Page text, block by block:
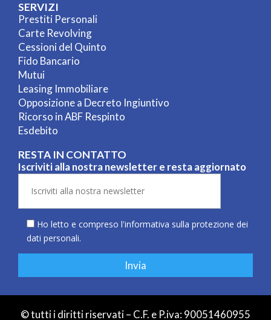
SERVIZI
Prestiti Personali
Carte Revolving
Cessioni del Quinto
Fido Bancario
Mutui
Leasing Immobiliare
Opposizione a Decreto Ingiuntivo
Ricorso in ABF Respinto
Esdebito
RESTA IN CONTATTO
Iscriviti alla nostra newsletter e resta aggiornato
Ho letto e compreso l'informativa sulla protezione dei
dati personali.
© tutti i diritti riservati – C.F. e P.iva: 90051460955